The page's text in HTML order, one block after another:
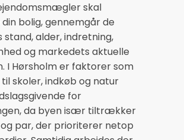
skal
bolig, gennemgår de
stand, alder, indretning,
og markedets aktuelle
I Hørsholm er faktorer som
skoler, indkøb og natur
for
da byen især tiltrækker
par, der prioriterer netop